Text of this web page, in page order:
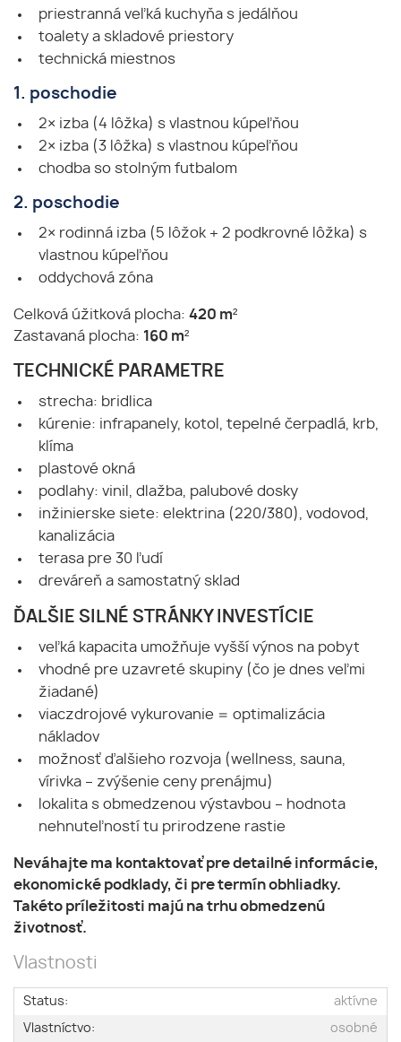
priestranná veľká kuchyňa s jedálňou
toalety a skladové priestory
technická miestnos
1. poschodie
2× izba (4 lôžka) s vlastnou kúpeľňou
2× izba (3 lôžka) s vlastnou kúpeľňou
chodba so stolným futbalom
2. poschodie
2× rodinná izba (5 lôžok + 2 podkrovné lôžka) s
vlastnou kúpeľňou
oddychová zóna
Celková úžitková plocha: 420 m²
Zastavaná plocha: 160 m²
TECHNICKÉ PARAMETRE
strecha: bridlica
kúrenie: infrapanely, kotol, tepelné čerpadlá, krb,
klíma
plastové okná
podlahy: vinil, dlažba, palubové dosky
inžinierske siete: elektrina (220/380), vodovod,
kanalizácia
terasa pre 30 ľudí
dreváreň a samostatný sklad
ĎALŠIE SILNÉ STRÁNKY INVESTÍCIE
veľká kapacita umožňuje vyšší výnos na pobyt
vhodné pre uzavreté skupiny (čo je dnes veľmi
žiadané)
viaczdrojové vykurovanie = optimalizácia
nákladov
možnosť ďalšieho rozvoja (wellness, sauna,
vírivka – zvýšenie ceny prenájmu)
lokalita s obmedzenou výstavbou – hodnota
nehnuteľností tu prirodzene rastie
Neváhajte ma kontaktovať pre detailné informácie,
ekonomické podklady, či pre termín obhliadky.
Takéto príležitosti majú na trhu obmedzenú
životnosť.
Vlastnosti
Status:
aktívne
Vlastníctvo:
osobné